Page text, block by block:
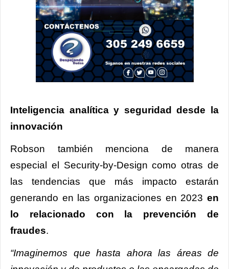
Inteligencia analítica y seguridad desde la
innovación
Robson también menciona de manera
especial el Security-by-Design como otras de
las tendencias que más impacto estarán
generando en las organizaciones en 2023 en
lo relacionado con la prevención de
fraudes.
“Imaginemos que hasta ahora las áreas de